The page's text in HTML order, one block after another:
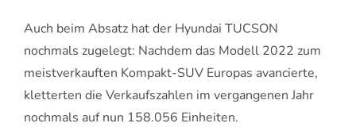
Auch beim Absatz hat der Hyundai TUCSON
nochmals zugelegt: Nachdem das Modell 2022 zum
meistverkauften Kompakt-SUV Europas avancierte,
kletterten die Verkaufszahlen im vergangenen Jahr
nochmals auf nun 158.056 Einheiten.